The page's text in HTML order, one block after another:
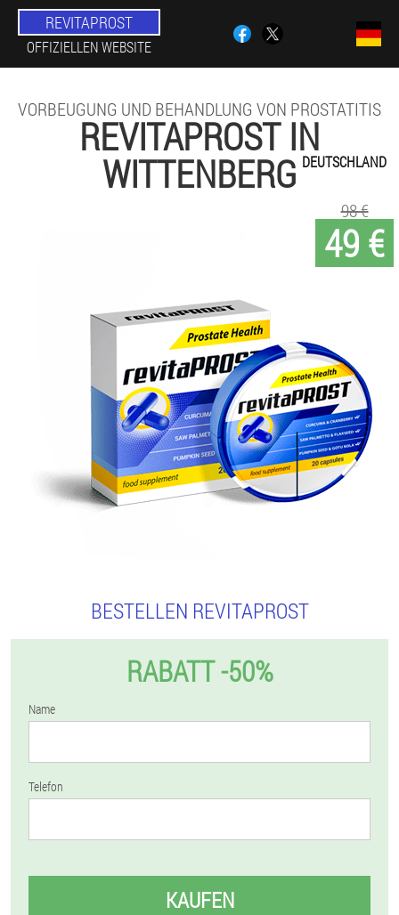
REVITAPROST
OFFIZIELLEN WEBSITE
VORBEUGUNG UND BEHANDLUNG VON PROSTATITIS
REVITAPROST IN
WITTENBERG DEUTSCHLAND
49 €
98 €
BESTELLEN REVITAPROST
RABATT -50%
Name
Telefon
KAUFEN